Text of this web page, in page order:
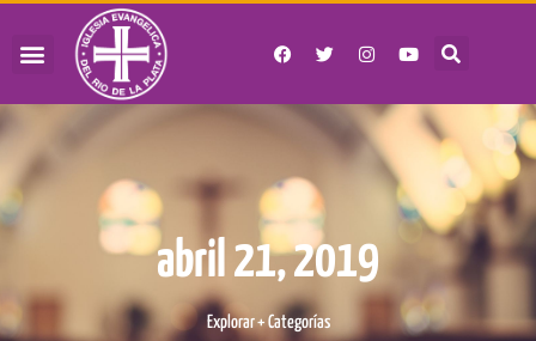
abril 21, 2019
Explorar + Categorías